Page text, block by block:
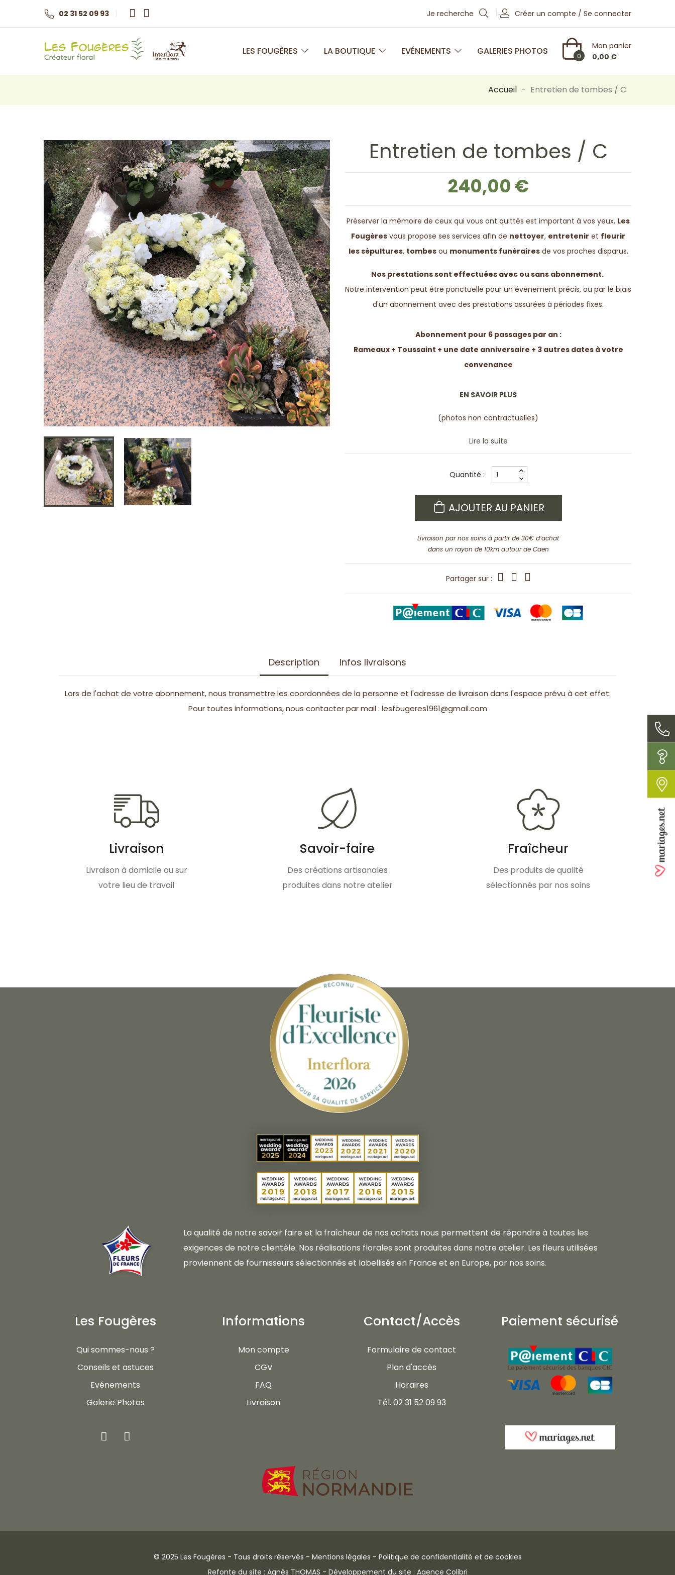
02 31 52 09 93 Je recherche Créer un compte / Se connecter
LES FOUGÈRES LA BOUTIQUE EVÉNEMENTS GALERIES PHOTOS 0
Mon panier
0,00 €
Accueil Entretien de tombes / C
Entretien de tombes / C
240,00 €
Préserver la mémoire de ceux qui vous ont quittés est important à vos yeux, Les
Fougères vous propose ses services afin de nettoyer, entretenir et fleurir
les sépultures, tombesou monuments funérairesde vos proches disparus.
Nos prestations sont effectuées avec ou sans abonnement.
Notre intervention peut être ponctuelle pour un évènement précis, ou par le biais
d'un abonnement avec des prestations assurées à périodes fixes.
Abonnement pour 6 passages par an :
Rameaux + Toussaint + une date anniversaire + 3 autres dates à votre
convenance
EN SAVOIR PLUS
(photos non contractuelles)
Lire la suite
Quantité :
AJOUTER AU PANIER
Livraison par nos soins à partir de 30€ d’achat
dans un rayon de 10km autour de Caen
Partager sur :
Description Infos livraisons
Lors de l'achat de votre abonnement, nous transmettre les coordonnées de la personne et l'adresse de livraison dans l'espace prévu à cet effet.
Pour toutes informations, nous contacter par mail : lesfougeres1961@gmail.com
Livraison
Livraison à domicile ou sur
votre lieu de travail
Savoir-faire
Des créations artisanales
produites dans notre atelier
Fraîcheur
Des produits de qualité
sélectionnés par nos soins
La qualité de notre savoir faire et la fraîcheur de nos achats nous permettent de répondre à toutes les
exigences de notre clientèle. Nos réalisations florales sont produites dans notre atelier. Les fleurs utilisées
proviennent de fournisseurs sélectionnés et labellisés en France et en Europe, par nos soins.
Les Fougères
Qui sommes-nous ?
Conseils et astuces
Evénements
Galerie Photos
Informations
Mon compte
CGV
FAQ
Livraison
Contact/Accès
Formulaire de contact
Plan d'accès
Horaires
Tél. 02 31 52 09 93
Paiement sécurisé
© 2025 Les Fougères - Tous droits réservés - Mentions légales - Politique de confidentialité et de cookies
Refonte du site : Agnès THOMAS - Développement du site : Agence Colibri